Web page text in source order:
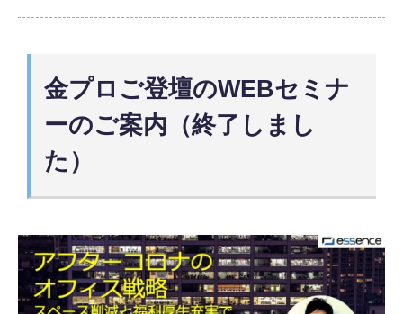
金プロご登壇のWEBセミナ
ーのご案内（終了しまし
た）